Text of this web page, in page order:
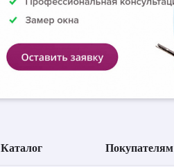
Каталог Покупателям